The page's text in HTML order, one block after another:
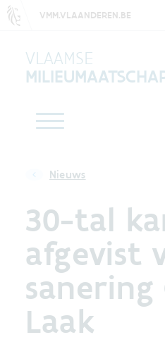
VMM.VLAANDEREN.BE
VLAAMSE
Nieuws
30-tal
afgevist
Laak